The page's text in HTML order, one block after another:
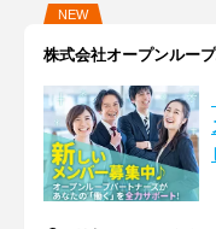
NEW
株式会社オープンルー